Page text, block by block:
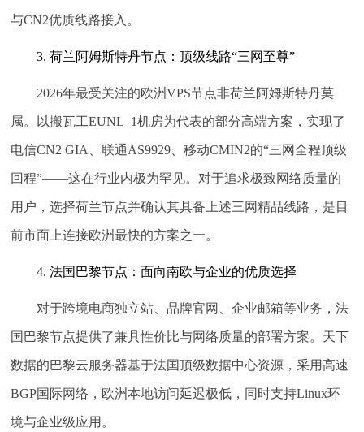
与CN2优质线路接入。
3. 荷兰阿姆斯特丹节点：顶级线路“三网至尊”
2026年最受关注的欧洲VPS节点非荷兰阿姆斯特丹莫
属。以搬瓦工EUNL_1机房为代表的部分高端方案，实现了
电信CN2 GIA、联通AS9929、移动CMIN2的“三网全程顶级
回程”——这在行业内极为罕见。对于追求极致网络质量的
用户，选择荷兰节点并确认其具备上述三网精品线路，是目
前市面上连接欧洲最快的方案之一。
4. 法国巴黎节点：面向南欧与企业的优质选择
对于跨境电商独立站、品牌官网、企业邮箱等业务，法
国巴黎节点提供了兼具性价比与网络质量的部署方案。天下
数据的巴黎云服务器基于法国顶级数据中心资源，采用高速
BGP国际网络，欧洲本地访问延迟极低，同时支持Linux环
境与企业级应用。